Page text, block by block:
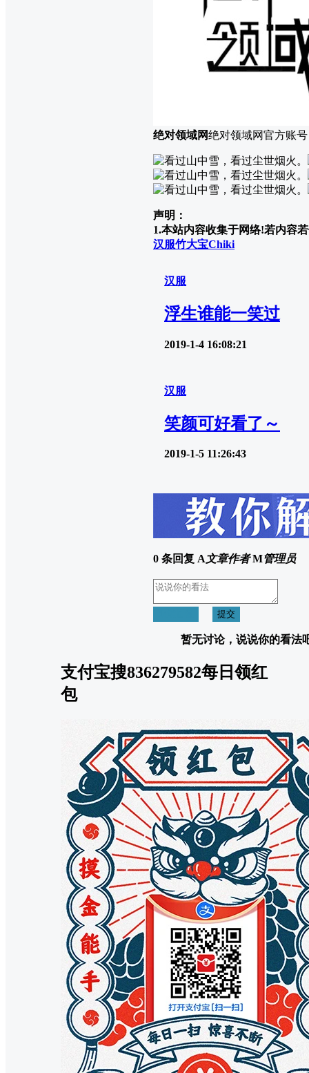
绝对领域网绝对领域网官方账号
声明：
1.本站内容收集于网络!若内容
汉服竹大宝Chiki
汉服
浮生谁能一笑过
2019-1-4 16:08:21
汉服
笑颜可好看了～
2019-1-5 11:26:43
0 条回复 A文章作者 M管理员
提交
暂无讨论，说说你的看法
支付宝搜836279582每日领红
包